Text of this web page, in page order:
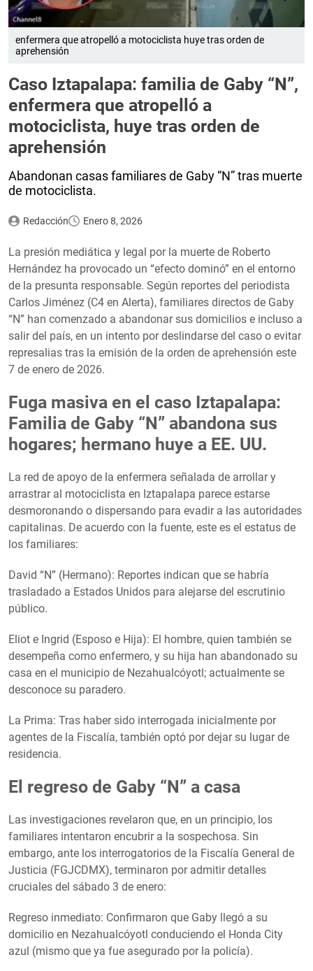
enfermera que atropelló a motociclista huye tras orden de
aprehensión
Caso Iztapalapa: familia de Gaby “N”,
enfermera que atropelló a
motociclista, huye tras orden de
aprehensión
Abandonan casas familiares de Gaby “N” tras muerte
de motociclista.
Redacción Enero 8, 2026
La presión mediática y legal por la muerte de Roberto
Hernández ha provocado un “efecto dominó” en el entorno
de la presunta responsable. Según reportes del periodista
Carlos Jiménez (C4 en Alerta), familiares directos de Gaby
“N” han comenzado a abandonar sus domicilios e incluso a
salir del país, en un intento por deslindarse del caso o evitar
represalias tras la emisión de la orden de aprehensión este
7 de enero de 2026.
Fuga masiva en el caso Iztapalapa:
Familia de Gaby “N” abandona sus
hogares; hermano huye a EE. UU.
La red de apoyo de la enfermera señalada de arrollar y
arrastrar al motociclista en Iztapalapa parece estarse
desmoronando o dispersando para evadir a las autoridades
capitalinas. De acuerdo con la fuente, este es el estatus de
los familiares:
David “N” (Hermano): Reportes indican que se habría
trasladado a Estados Unidos para alejarse del escrutinio
público.
Eliot e Ingrid (Esposo e Hija): El hombre, quien también se
desempeña como enfermero, y su hija han abandonado su
casa en el municipio de Nezahualcóyotl; actualmente se
desconoce su paradero.
La Prima: Tras haber sido interrogada inicialmente por
agentes de la Fiscalía, también optó por dejar su lugar de
residencia.
El regreso de Gaby “N” a casa
Las investigaciones revelaron que, en un principio, los
familiares intentaron encubrir a la sospechosa. Sin
embargo, ante los interrogatorios de la Fiscalía General de
Justicia (FGJCDMX), terminaron por admitir detalles
cruciales del sábado 3 de enero:
Regreso inmediato: Confirmaron que Gaby llegó a su
domicilio en Nezahualcóyotl conduciendo el Honda City
azul (mismo que ya fue asegurado por la policía).